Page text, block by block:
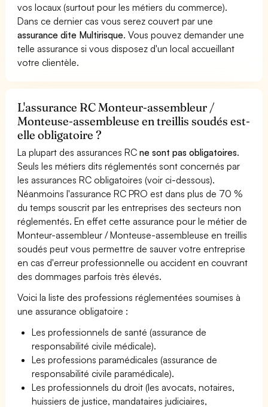
vos locaux (surtout pour les métiers du commerce).
Dans ce dernier cas vous serez couvert par une
assurance dite Multirisque. Vous pouvez demander une
telle assurance si vous disposez d'un local accueillant
votre clientèle.
L'assurance RC Monteur-assembleur /
Monteuse-assembleuse en treillis soudés est-
elle obligatoire ?
La plupart des assurances RCne sont pas obligatoires.
Seuls les métiers dits réglementés sont concernés par
les assurances RC obligatoires (voir ci-dessous).
Néanmoins l'assurance RC PRO est dans plus de 70 %
du temps souscrit par les entreprises des secteurs non
réglementés. En effet cette assurance pour le métier de
Monteur-assembleur / Monteuse-assembleuse en treillis
soudés peut vous permettre de sauver votre entreprise
en cas d'erreur professionnelle ou accident en couvrant
des dommages parfois très élevés.
Voici la liste des professions réglementées soumises à
une assurance obligatoire :
Les professionnels de santé (assurance de
responsabilité civile médicale).
Les professions paramédicales (assurance de
responsabilité civile paramédicale).
Les professionnels du droit (les avocats, notaires,
huissiers de justice, mandataires judiciaires,